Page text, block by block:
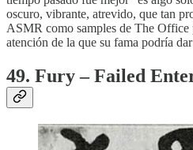
oscuro, vibrante, atrevido, que tan
ASMR como samples de The Office
atención de la que su fama podría
49. Fury – Failed